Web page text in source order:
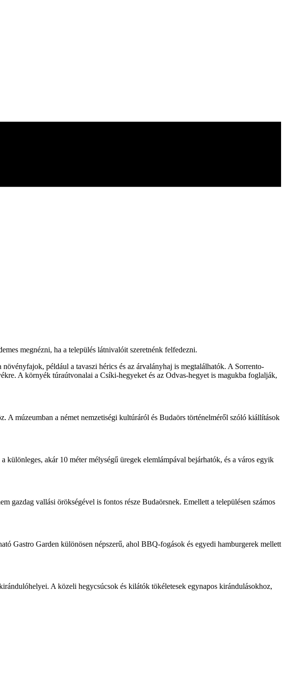
megnézni, ha a település látnivalóit szeretnénk felfedezni.
például a tavaszi hérics és az árvalányhaj is megtalálhatók. A Sorrento-
A környék túraútvonalai a Csíki-hegyeket és az Odvas-hegyet is magukba foglalják,
A múzeumban a német nemzetiségi kultúráról és Budaörs történelméről szóló kiállítások
akár 10 méter mélységű üregek elemlámpával bejárhatók, és a város egyik
gazdag vallási örökségével is fontos része Budaörsnek. Emellett a településen számos
Gastro Garden különösen népszerű, ahol BBQ-fogások és egyedi hamburgerek mellett
A közeli hegycsúcsok és kilátók tökéletesek egynapos kirándulásokhoz,